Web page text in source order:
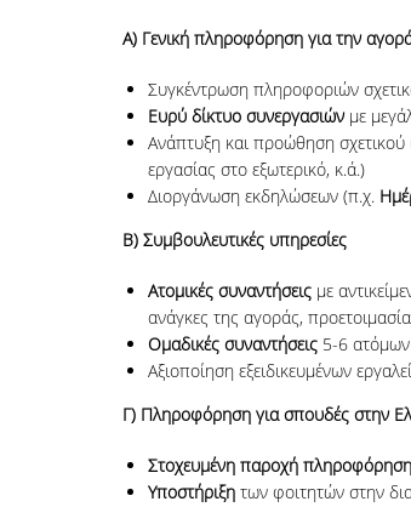
A) Γενική πληροφόρηση για την
Συγκέντρωση πληροφοριών
Ευρύ δίκτυο συνεργασιώνμε
Ανάπτυξη και προώθηση σχετικού
εργασίας στο εξωτερικό, κ.ά.)
Διοργάνωση εκδηλώσεων (π.χ.
B) Συμβουλευτικές υπηρεσίες
Ατομικές συναντήσειςμε
ανάγκες της αγοράς,
Ομαδικές συναντήσεις5-6 ατόμων
Αξιοποίηση εξειδικευμένων
Γ) Πληροφόρηση για σπουδές στην
Στοχευμένη παροχή
Υποστήριξητων φοιτητών στην